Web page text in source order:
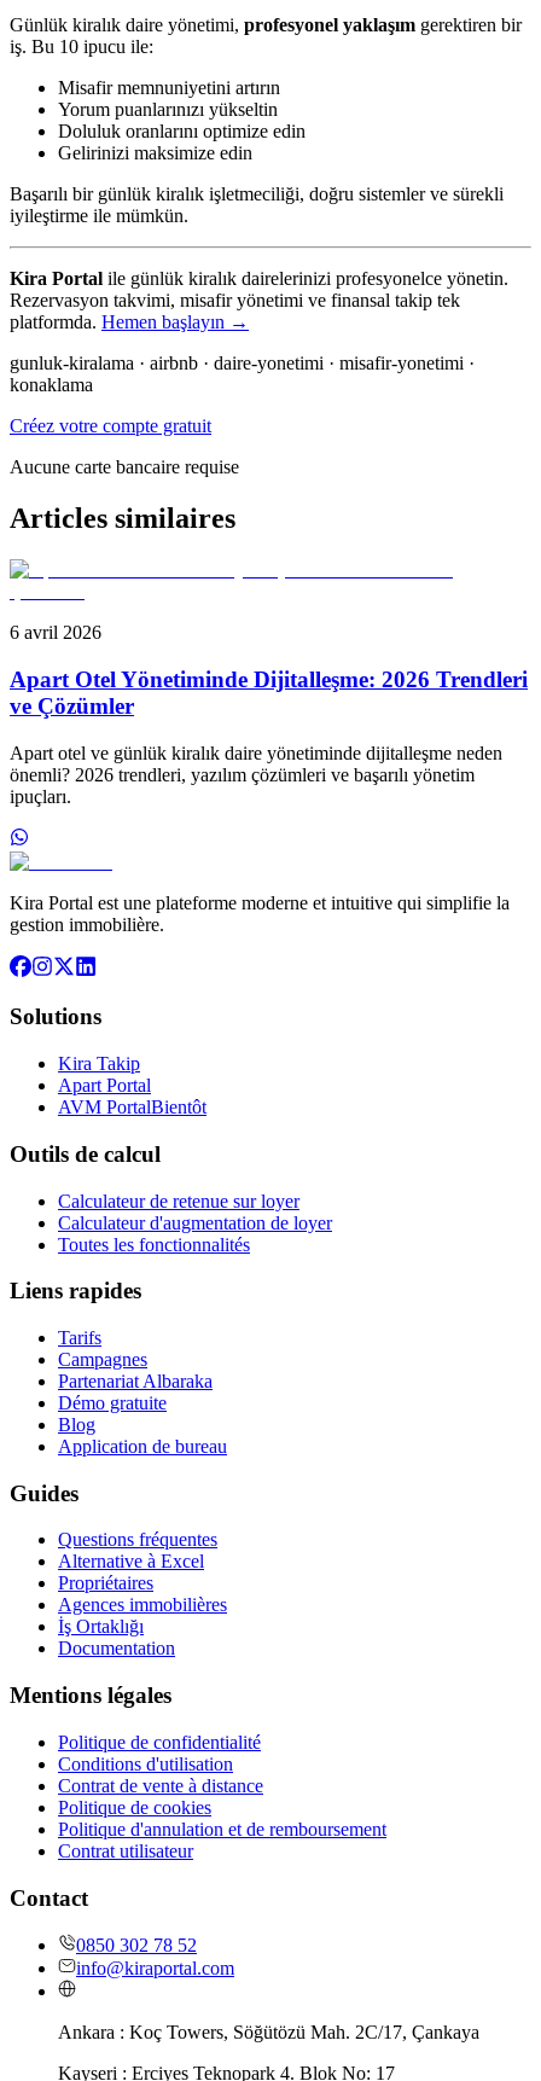
Günlük kiralık daire yönetimi, profesyonel yaklaşım gerektiren bir
iş. Bu 10 ipucu ile:
Misafir memnuniyetini artırın
Yorum puanlarınızı yükseltin
Doluluk oranlarını optimize edin
Gelirinizi maksimize edin
Başarılı bir günlük kiralık işletmeciliği, doğru sistemler ve sürekli
iyileştirme ile mümkün.
Kira Portal ile günlük kiralık dairelerinizi profesyonelce yönetin.
Rezervasyon takvimi, misafir yönetimi ve finansal takip tek
platformda. Hemen başlayın →
gunluk-kiralama · airbnb · daire-yonetimi · misafir-yonetimi ·
konaklama
Créez votre compte gratuit
Aucune carte bancaire requise
Articles similaires
6 avril 2026
Apart Otel Yönetiminde Dijitalleşme: 2026 Trendleri
ve Çözümler
Apart otel ve günlük kiralık daire yönetiminde dijitalleşme neden
önemli? 2026 trendleri, yazılım çözümleri ve başarılı yönetim
ipuçları.
Kira Portal est une plateforme moderne et intuitive qui simplifie la
gestion immobilière.
Solutions
Kira Takip
Apart Portal
AVM PortalBientôt
Outils de calcul
Calculateur de retenue sur loyer
Calculateur d'augmentation de loyer
Toutes les fonctionnalités
Liens rapides
Tarifs
Campagnes
Partenariat Albaraka
Démo gratuite
Blog
Application de bureau
Guides
Questions fréquentes
Alternative à Excel
Propriétaires
Agences immobilières
İş Ortaklığı
Documentation
Mentions légales
Politique de confidentialité
Conditions d'utilisation
Contrat de vente à distance
Politique de cookies
Politique d'annulation et de remboursement
Contrat utilisateur
Contact
0850 302 78 52
info@kiraportal.com
Ankara : Koç Towers, Söğütözü Mah. 2C/17, Çankaya
Kayseri : Erciyes Teknopark 4. Blok No: 17